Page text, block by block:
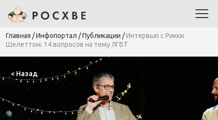
Главная /Инфопортал /Публикации /Интервью с Рикки
Шелеттом: 14 вопросов на тему ЛГБТ
< Назад